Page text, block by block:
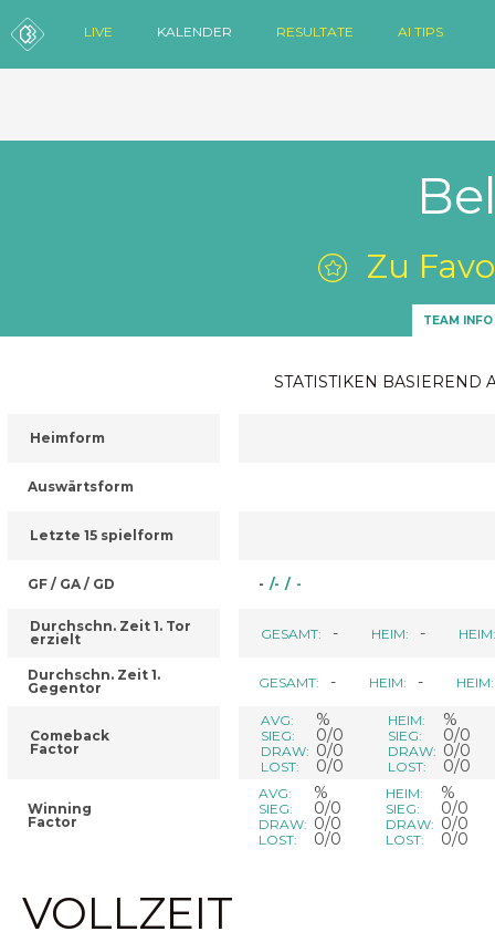
LIVE KALENDER RESULTATE AI TIPS
Zu
TEAM INFO
STATISTIKEN BASIEREND
Heimform
Auswärtsform
Letzte 15 spielform
GF / GA / GD
Durchschn. Zeit 1. Tor
erzielt
Durchschn. Zeit 1.
Gegentor
Comeback
Factor
Winning
Factor
- /- / -
GESAMT: - HEIM: - HEIM:
GESAMT: - HEIM: - HEIM:
AVG: %
SIEG: 0/0
DRAW: 0/0
LOST: 0/0
HEIM: %
SIEG: 0/0
DRAW: 0/0
LOST: 0/0
AVG: %
SIEG: 0/0
DRAW: 0/0
LOST: 0/0
HEIM: %
SIEG: 0/0
DRAW: 0/0
LOST: 0/0
VOLLZEIT